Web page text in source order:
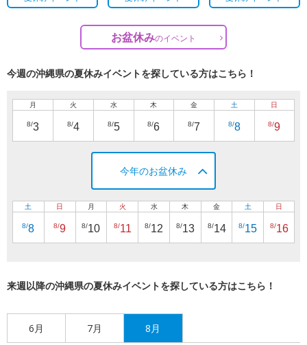
お盆休みのイベント
今週の沖縄県の夏休みイベントを探している方はこちら！
月
8/3
火
8/4
水
8/5
木
8/6
金
8/7
土
8/8
日
8/9
今年のお盆休み
土
8/8
日
8/9
月
8/10
火
8/11
水
8/12
木
8/13
金
8/14
土
8/15
日
8/16
来週以降の沖縄県の夏休みイベントを探している方はこちら！
6月 7月 8月